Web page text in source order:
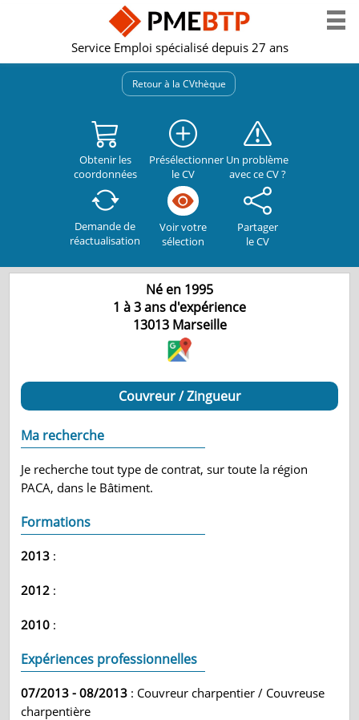
Service Emploi spécialisé depuis 27 ans
Retour à la CVthèque
Obtenir les
coordonnées
Présélectionner
le CV
Un problème
avec ce CV ?
Demande de
réactualisation
Voir votre
sélection
Partager
le CV
Né en 1995
1 à 3 ans d'expérience
13013 Marseille
Couvreur / Zingueur
Ma recherche
Je recherche tout type de contrat, sur toute la région
PACA, dans le Bâtiment.
Formations
2013 :
2012 :
2010 :
Expériences professionnelles
07/2013 - 08/2013 : Couvreur charpentier / Couvreuse
charpentière